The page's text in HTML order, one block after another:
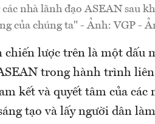
nhà lãnh đạo ASEAN sau
của chúng ta" - Ảnh: VGP -
chiến lược trên là một dấu
trong hành trình
kết và quyết tâm của các
tạo và lấy người dân